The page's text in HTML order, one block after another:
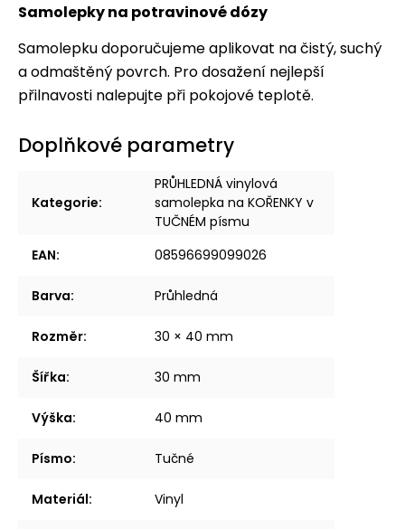
Samolepky na potravinové dózy
Samolepku doporučujeme aplikovat na čistý, suchý
a odmaštěný povrch. Pro dosažení nejlepší
přilnavosti nalepujte při pokojové teplotě.
Doplňkové parametry
Kategorie:
PRŮHLEDNÁ vinylová
samolepka na KOŘENKY v
TUČNÉM písmu
EAN: 08596699099026
Barva: Průhledná
Rozměr: 30 × 40 mm
Šířka: 30 mm
Výška: 40 mm
Písmo: Tučné
Materiál: Vinyl